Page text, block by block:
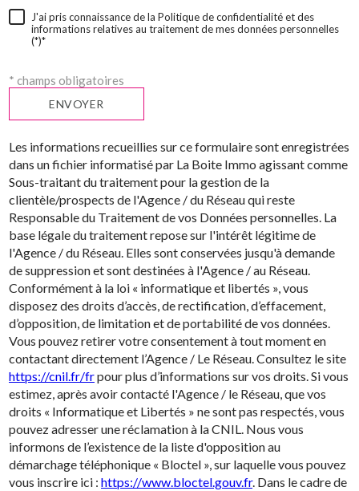
J'ai pris connaissance de la Politique de confidentialité et des
informations relatives au traitement de mes données personnelles
(*)*
* champs obligatoires
ENVOYER
Les informations recueillies sur ce formulaire sont enregistrées
dans un fichier informatisé par La Boite Immo agissant comme
Sous-traitant du traitement pour la gestion de la
clientèle/prospects de l'Agence / du Réseau qui reste
Responsable du Traitement de vos Données personnelles. La
base légale du traitement repose sur l'intérêt légitime de
l'Agence / du Réseau. Elles sont conservées jusqu'à demande
de suppression et sont destinées à l'Agence / au Réseau.
Conformément à la loi « informatique et libertés », vous
disposez des droits d’accès, de rectification, d’effacement,
d’opposition, de limitation et de portabilité de vos données.
Vous pouvez retirer votre consentement à tout moment en
contactant directement l’Agence / Le Réseau. Consultez le site
https://cnil.fr/frpour plus d’informations sur vos droits. Si vous
estimez, après avoir contacté l'Agence / le Réseau, que vos
droits « Informatique et Libertés » ne sont pas respectés, vous
pouvez adresser une réclamation à la CNIL. Nous vous
informons de l’existence de la liste d'opposition au
démarchage téléphonique « Bloctel », sur laquelle vous pouvez
vous inscrire ici : https://www.bloctel.gouv.fr. Dans le cadre de